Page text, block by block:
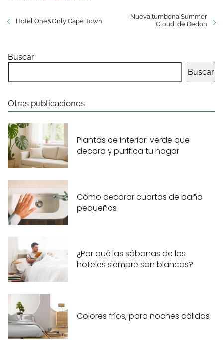
Hotel One&Only Cape Town
Nueva tumbona Summer
Cloud, de Dedon
Buscar
Buscar
Otras publicaciones
Plantas de interior: verde que
decora y purifica tu hogar
Cómo decorar cuartos de baño
pequeños
¿Por qué las sábanas de los
hoteles siempre son blancas?
Colores fríos, para noches cálidas